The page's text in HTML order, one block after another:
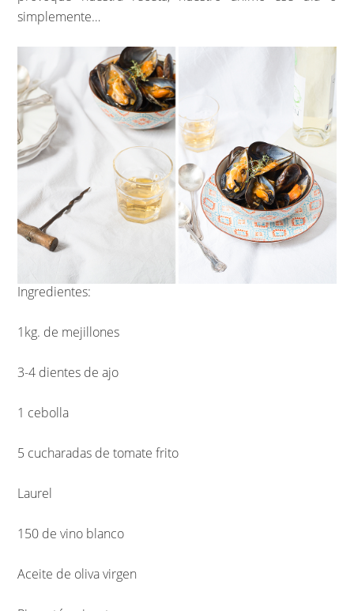
simplemente…
Ingredientes:
1kg. de mejillones
3-4 dientes de ajo
1 cebolla
5 cucharadas de tomate frito
Laurel
150 de vino blanco
Aceite de oliva virgen